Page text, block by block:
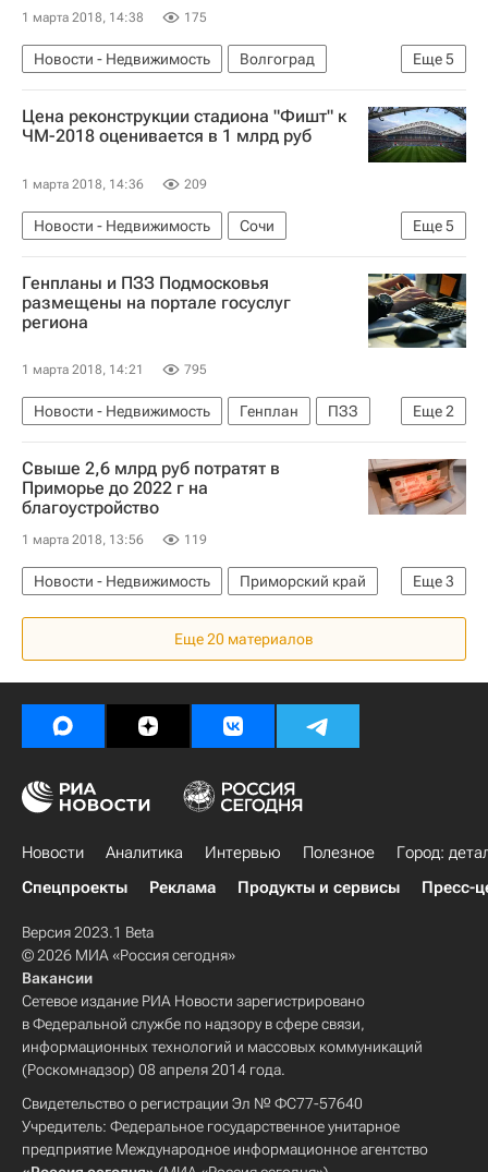
1 марта 2018, 14:38 175
Еще5
Новости - Недвижимость
Волгоград
Строительство
Стадионы
ЧМ-2018 по футболу
Подготовка к ЧМ-2018
Цена реконструкции стадиона "Фишт" к
ЧМ-2018 оценивается в 1 млрд руб
1 марта 2018, 14:36 209
Еще5
Новости - Недвижимость
Сочи
Реконструкция
Стадионы
ЧМ-2018 по футболу
Подготовка к ЧМ-2018
Россия
Генпланы и ПЗЗ Подмосковья
размещены на портале госуслуг
региона
1 марта 2018, 14:21 795
Еще2
Новости - Недвижимость Генплан
ПЗЗ
Московская область (Подмосковье)
Россия
Свыше 2,6 млрд руб потратят в
Приморье до 2022 г на
благоустройство
1 марта 2018, 13:56 119
Еще3
Новости - Недвижимость
Приморский край
Благоустройство
Городская среда
Россия
Еще 20 материалов
Новости Аналитика Интервью Полезное
Город:
Спецпроекты
Реклама Продукты и сервисы Пресс-
Версия 2023.1 Beta
© 2026 МИА «Россия сегодня»
Вакансии
Сетевое издание РИА Новости зарегистрировано
в Федеральной службе по надзору в сфере связи,
информационных технологий и массовых коммуникаций
(Роскомнадзор) 08 апреля 2014 года.
Свидетельство о регистрации Эл № ФС77-57640
Учредитель: Федеральное государственное унитарное
предприятие Международное информационное агентство